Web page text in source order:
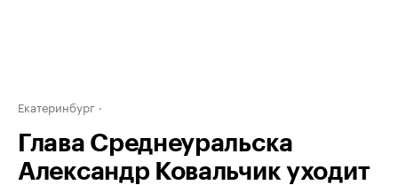
Екатеринбург
Глава Среднеуральска
Александр Ковальчик уходит